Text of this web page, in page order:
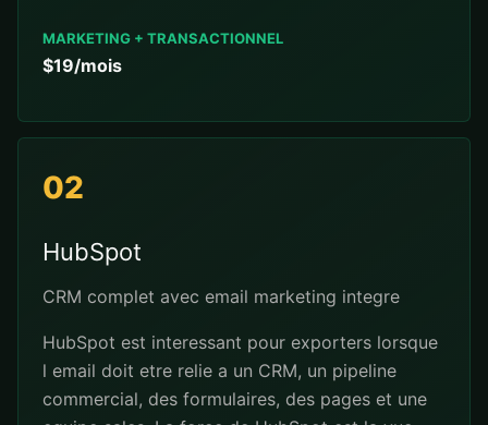
MARKETING + TRANSACTIONNEL
$19/mois
02
HubSpot
CRM complet avec email marketing integre
HubSpot est interessant pour exporters lorsque
l email doit etre relie a un CRM, un pipeline
commercial, des formulaires, des pages et une